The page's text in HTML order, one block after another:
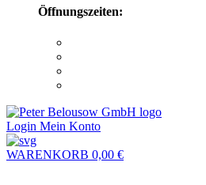
Öffnungszeiten:
Login Mein Konto
WARENKORB 0,00 €